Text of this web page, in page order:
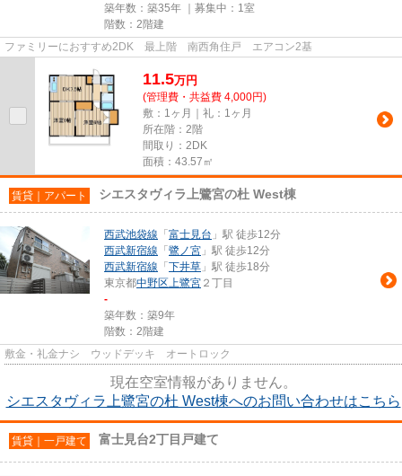
築年数：築35年 ｜募集中： 1室
階数：2階建
ファミリーにおすすめ2DK 最上階 南西角住戸 エアコン2基
11.5万円
(管理費・共益費 4,000円)
敷：1ヶ月｜礼：1ヶ月
所在階：2階
間取り：2DK
面積：43.57㎡
賃貸｜アパート シエスタヴィラ上鷺宮の杜 West棟
西武池袋線 「 富士見台 」駅 徒歩12分
西武新宿線 「 鷺ノ宮 」駅 徒歩12分
西武新宿線 「 下井草 」駅 徒歩18分
東京都中野区上鷺宮 ２丁目
-
築年数：築9年
階数：2階建
敷金・礼金ナシ ウッドデッキ オートロック
現在空室情報がありません。
シエスタヴィラ上鷺宮の杜 West棟へのお問い合わせはこちら
賃貸｜一戸建て 富士見台2丁目戸建て